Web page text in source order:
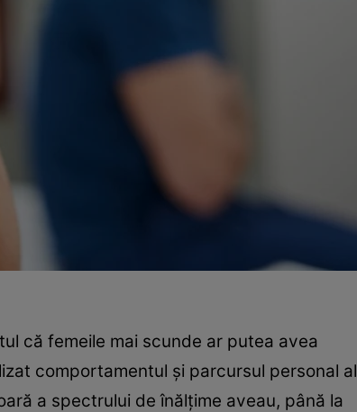
că femeile mai scunde ar putea avea
comportamentul și parcursul personal al
a spectrului de înălțime aveau, până la